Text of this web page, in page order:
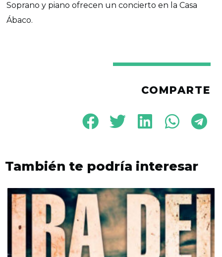
Soprano y piano ofrecen un concierto en la Casa
Ábaco.
COMPARTE
También te podría interesar